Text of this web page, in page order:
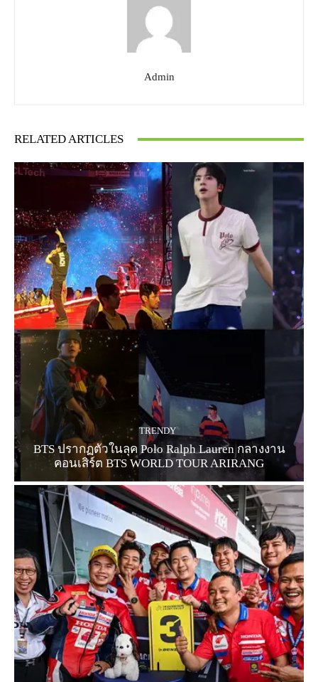
Admin
RELATED ARTICLES
TRENDY
BTS ปรากฏตัวในลุค Polo Ralph Lauren กลางงาน
คอนเสิร์ต BTS WORLD TOUR ARIRANG